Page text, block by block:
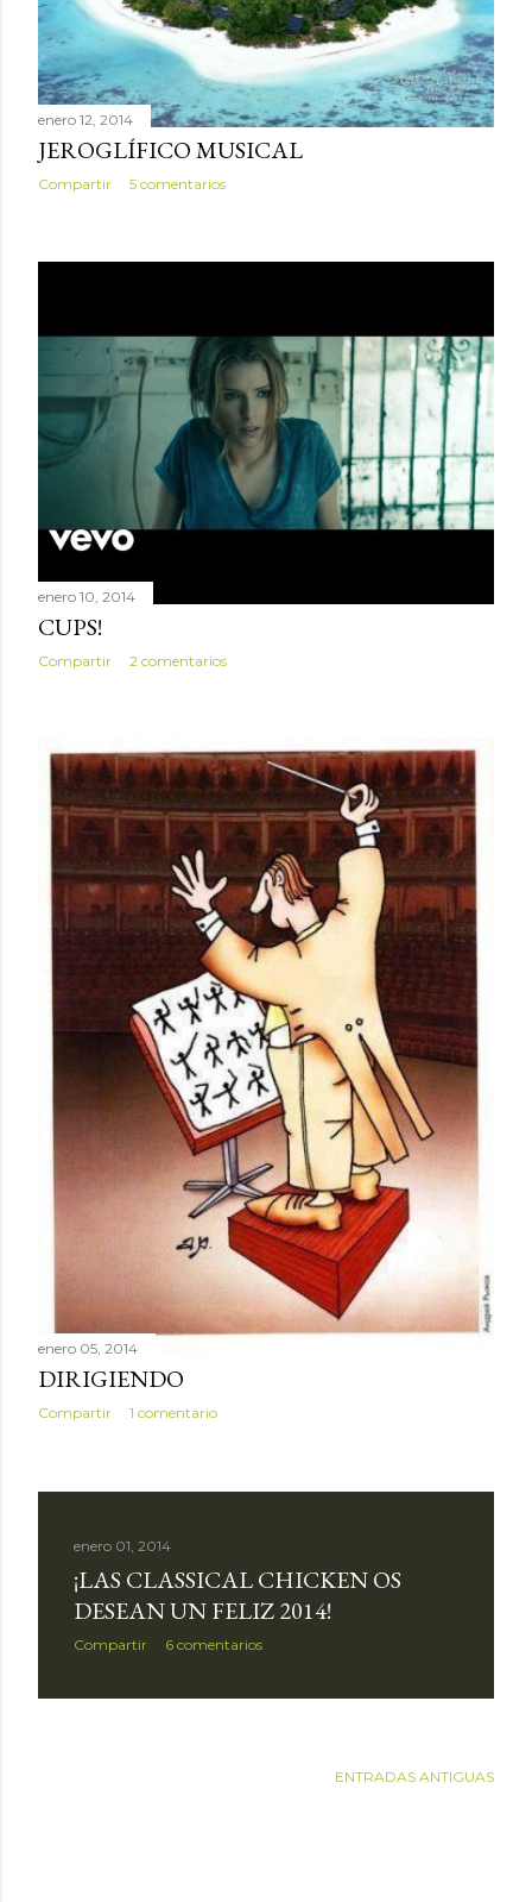
enero 12, 2014
JEROGLÍFICO MUSICAL
Compartir 5 comentarios
enero 10, 2014
CUPS!
Compartir 2 comentarios
enero 05, 2014
DIRIGIENDO
Compartir 1 comentario
enero 01, 2014
¡LAS CLASSICAL CHICKEN OS
DESEAN UN FELIZ 2014!
Compartir 6 comentarios
ENTRADAS ANTIGUAS